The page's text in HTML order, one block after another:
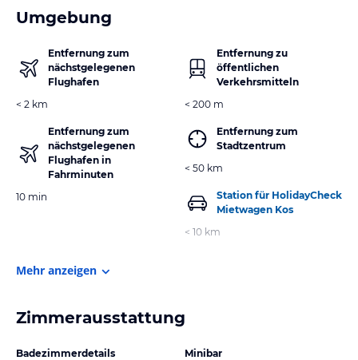
Umgebung
Entfernung zum
nächstgelegenen
Flughafen
< 2 km
Entfernung zum
nächstgelegenen
Flughafen in
Fahrminuten
10 min
Entfernung zu
öffentlichen
Verkehrsmitteln
< 200 m
Entfernung zum
Stadtzentrum
< 50 km
Station für HolidayCheck
Mietwagen Kos
< 10 km
Mehr anzeigen
Zimmerausstattung
Badezimmerdetails
Minibar